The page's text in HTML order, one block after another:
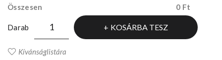
Összesen
0 Ft
Darab KOSÁRBA TESZ
Kívánságlistára